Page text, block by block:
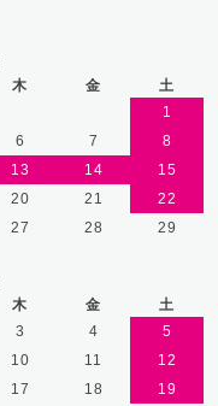
木 金
土
1
6 7
8
13 14
15
20 21
22
27 28
29
木 金
土
3 4
5
10 11
12
17 18
19